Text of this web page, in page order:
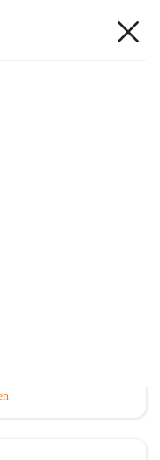
Feldbach, AUT